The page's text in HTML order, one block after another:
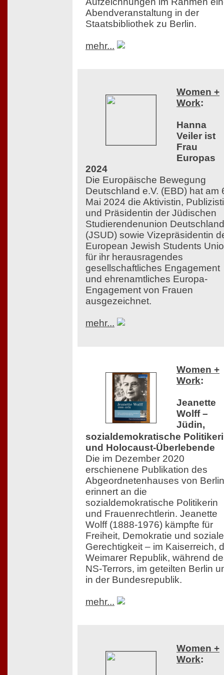
Abendveranstaltung in der
Staatsbibliothek zu Berlin.
mehr...
Women +
Work:
Hanna
Veiler ist
Frau
Europas
2024
Die Europäische Bewegung
Deutschland e.V. (EBD) hat am
Mai 2024 die Aktivistin,
und Präsidentin der Jüdischen
Studierendenunion
(JSUD) sowie Vizepräsidentin
European Jewish Students
für ihr herausragendes
gesellschaftliches Engagement
und ehrenamtliches Europa-
Engagement von Frauen
ausgezeichnet.
mehr...
Women +
Work:
Jeanette
Wolff –
Jüdin,
sozialdemokratische
und Holocaust-Überlebende
Die im Dezember 2020
erschienene Publikation des
Abgeordnetenhauses von Berlin
erinnert an die
sozialdemokratische Politikerin
und Frauenrechtlerin. Jeanette
Wolff (1888-1976) kämpfte für
Freiheit, Demokratie und soziale
Gerechtigkeit – im Kaiserreich,
Weimarer Republik, während
NS-Terrors, im geteilten Berlin
in der Bundesrepublik.
mehr...
Women +
Work: